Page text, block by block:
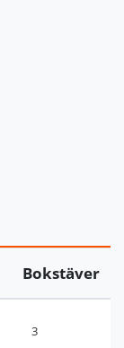
Bokstäver
3